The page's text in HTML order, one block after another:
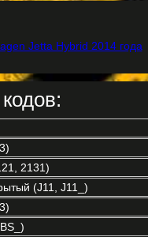
2131)
(J11, J11_)